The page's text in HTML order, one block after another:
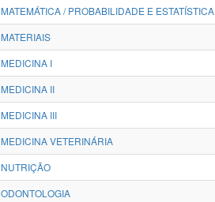
MATEMÁTICA / PROBABILIDADE E ESTATÍSTICA
MATERIAIS
MEDICINA I
MEDICINA II
MEDICINA III
MEDICINA VETERINÁRIA
NUTRIÇÃO
ODONTOLOGIA